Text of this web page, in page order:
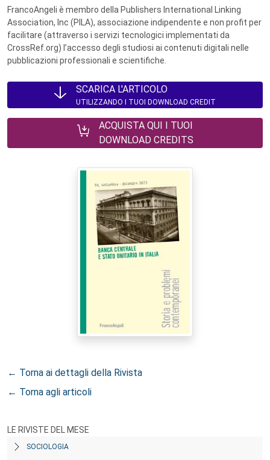
FrancoAngeli è membro della Publishers International Linking
Association, Inc (PILA), associazione indipendente e non profit per
facilitare (attraverso i servizi tecnologici implementati da
CrossRef.org) l’accesso degli studiosi ai contenuti digitali nelle
pubblicazioni professionali e scientifiche.
SCARICA L'ARTICOLO
UTILIZZANDO I TUOI DOWNLOAD CREDIT
ACQUISTA QUI I TUOI
DOWNLOAD CREDITS
← Torna ai dettagli della Rivista
← Torna agli articoli
LE RIVISTE DEL MESE
SOCIOLOGIA